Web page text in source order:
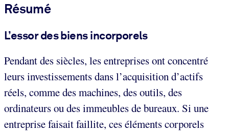
Résumé
L’essor des biens incorporels
Pendant des siècles, les entreprises ont concentré
leurs investissements dans l’acquisition d’actifs
réels, comme des machines, des outils, des
ordinateurs ou des immeubles de bureaux. Si une
entreprise faisait faillite, ces éléments corporels